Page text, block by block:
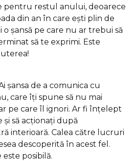
pentru restul anului, deoarece
din an în care ești plin de
șansă pe care nu ar trebui să
să te exprimi. Este
șansa de a comunica cu
care îți spune să nu mai
pe care îl ignori. Ar fi înțelept
și să acționați după
interioară. Calea către lucruri
descoperită în acest fel.
posibilă.